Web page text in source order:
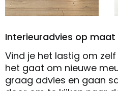
Interieuradvies op maat
Vind je het lastig om
het gaat om nieuwe
graag advies en gaan